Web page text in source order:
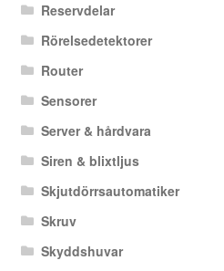
Reservdelar
Rörelsedetektorer
Router
Sensorer
Server & hårdvara
Siren & blixtljus
Skjutdörrsautomatiker
Skruv
Skyddshuvar